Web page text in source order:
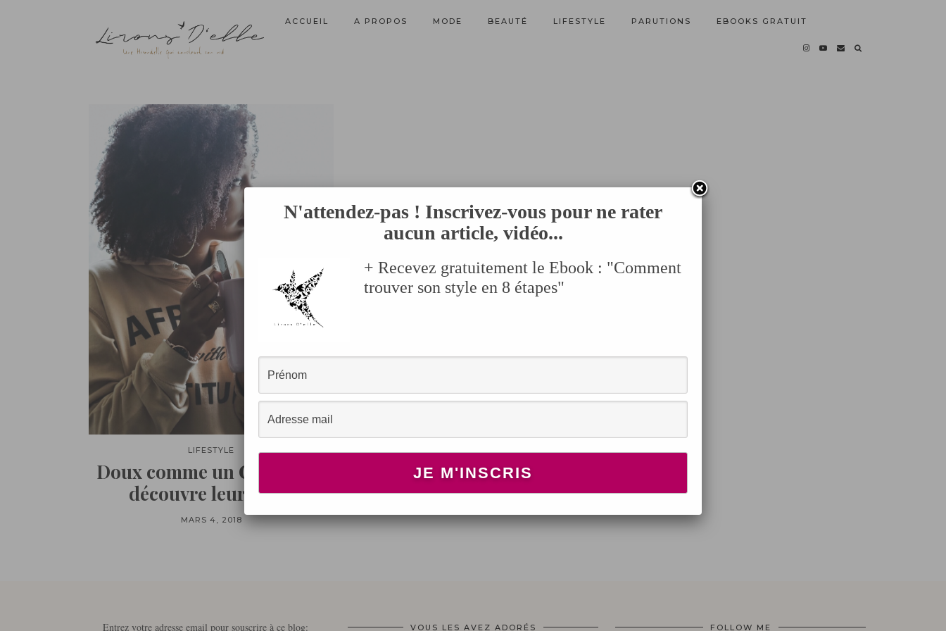
ACCUEIL A PROPOS MODE BEAUTÉ LIFESTYLE PARUTIONS EBOOKS GRATUIT
LIFESTYLE
Doux comme un Cactus : Je
découvre leur thés !
MARS 4, 2018
Entrez votre adresse email pour souscrire à ce blog: VOUS LES AVEZ ADORÉS FOLLOW ME
N'attendez-pas ! Inscrivez-vous pour ne rater
aucun article, vidéo...
+ Recevez gratuitement le Ebook : "Comment
trouver son style en 8 étapes"